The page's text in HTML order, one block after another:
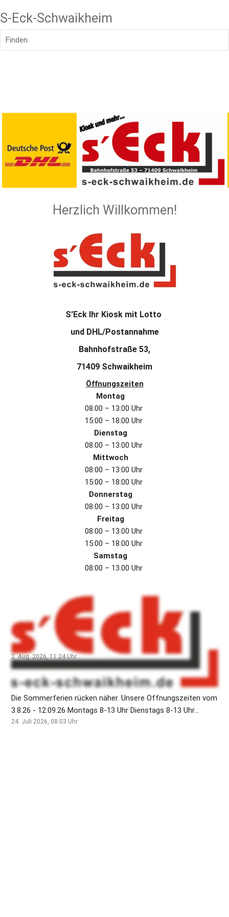
S-Eck-Schwaikheim
Finden
Herzlich Willkommen!
S'Eck Ihr Kiosk mit Lotto
und DHL/Postannahme
Bahnhofstraße 53,
71409 Schwaikheim
Öffnungszeiten
Montag
08:00 – 13:00 Uhr
15:00 – 18:00 Uhr
Dienstag
08:00 – 13:00 Uhr
Mittwoch
08:00 – 13:00 Uhr
15:00 – 18:00 Uhr
Donnerstag
08:00 – 13:00 Uhr
Freitag
08:00 – 13:00 Uhr
15:00 – 18:00 Uhr
Samstag
08:00 – 13:00 Uhr
Liebe Kundschaft,
Bitte ab morgen den 3.8.26 - 12.9.26 unsere Sommerferien
Öffnungszeiten beachten !! Montags 8-13 Uhr Dienstags 8-
13 Uhr Mittwochs 15-18Uhr Donnerstags 8-13 Uhr Freitags
15-18 Uhr Samstags 8-13 Uhr
2. Aug. 2026, 11:24Uhr
Öffnungszeiten während der Sommerferien 2026! 🌞🏖️
Die Sommerferien rücken näher. Unsere Öffnungszeiten vom
3.8.26 - 12.09.26 Montags 8-13 Uhr Dienstags 8-13 Uhr
Mittwochs 15-18 Uhr Donnerstags 8-13 Uhr Freitags 15-18
24. Juli 2026, 08:03 Uhr